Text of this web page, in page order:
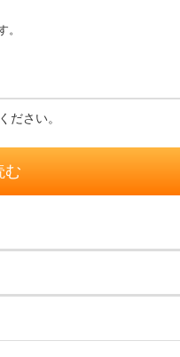
。
ださい。
む